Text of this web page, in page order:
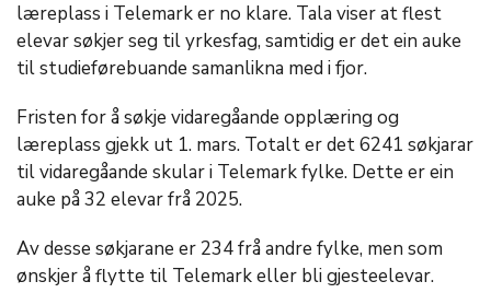
læreplass i Telemark er no klare. Tala viser at flest
elevar søkjer seg til yrkesfag, samtidig er det ein auke
til studieførebuande samanlikna med i fjor.
Fristen for å søkje vidaregåande opplæring og
læreplass gjekk ut 1. mars. Totalt er det 6241 søkjarar
til vidaregåande skular i Telemark fylke. Dette er ein
auke på 32 elevar frå 2025.
Av desse søkjarane er 234 frå andre fylke, men som
ønskjer å flytte til Telemark eller bli gjesteelevar.